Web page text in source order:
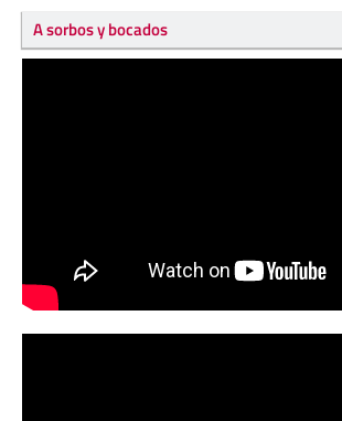
A sorbos y bocados